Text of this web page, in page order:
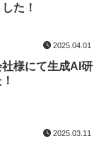
た！
2025.04.01
様にて生成AI研
2025.03.11